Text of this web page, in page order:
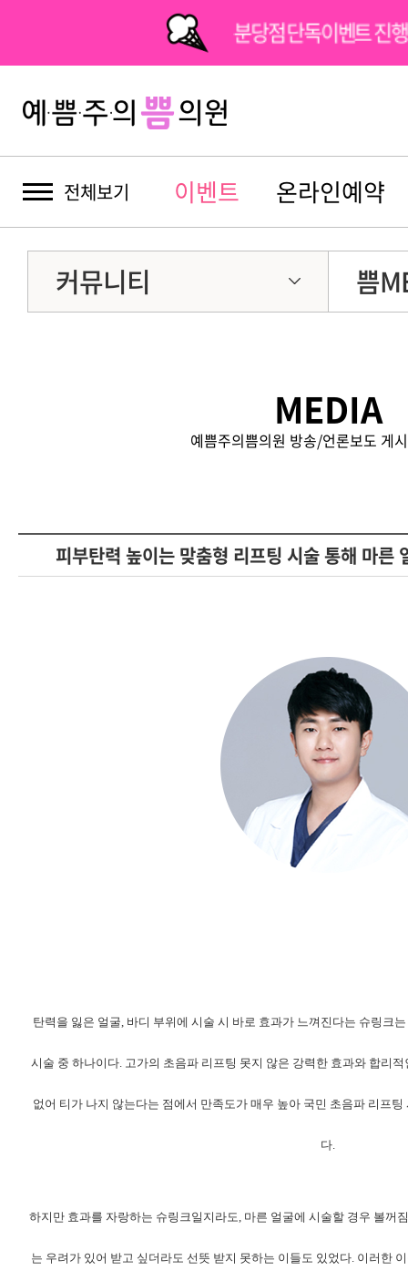
분당점 단독이벤트 진
전체보기 이벤트 온라인예약
커뮤니티 쁨
MEDIA
예쁨주의쁨의원 방송/언론보도 게
피부탄력 높이는 맞춤형 리프팅 시술 통해 마
탄력을 잃은 얼굴, 바디 부위에 시술 시 바로 효과가 느껴진다는 슈링크
시술 중 하나이다. 고가의 초음파 리프팅 못지 않은 강력한 효과와 합리
없어 티가 나지 않는다는 점에서 만족도가 매우 높아 국민 초음파 리프
다.
하지만 효과를 자랑하는 슈링크일지라도, 마른 얼굴에 시술할 경우 볼꺼
는 우려가 있어 받고 싶더라도 선뜻 받지 못하는 이들도 있었다. 이러한